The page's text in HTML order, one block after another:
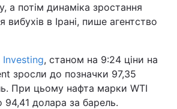
Світ
Лайт
Інциденти
а потім динаміка зростання
вибухів в Ірані, пише агентство
Investing, станом на 9:24 ціни на
зросли до позначки 97,35
При цьому нафта марки WTI
долара за барель.